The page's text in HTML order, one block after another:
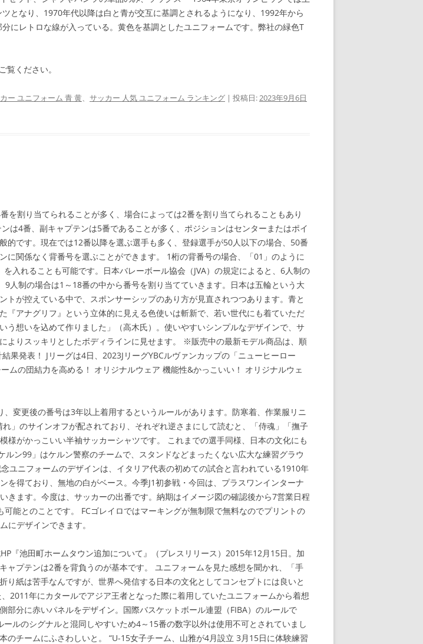
となり、1970年代以降は白と青が交互に基調とされるようになり、1992年から
にレトロな線が入っている。黄色を基調としたユニフォームです。弊社の緑色T
覧ください。
ー ユニフォーム 青 黄、 サッカー 人気 ユニフォーム ランキング | 投稿日:2023年9月6日
を割り当てられることが多く、場合によっては2番を割り当てられることもあり
は4番、副キャプテンは5番であることが多く、ポジションはセンターまたはポイ
的です。現在では12番以降を選ぶ選手も多く、登録選手が50人以下の場合、50番
に関係なく背番号を選ぶことができます。 1桁の背番号の場合、「01」のように
を入れることも可能です。日本バレーボール協会（JVA）の規定によると、6人制の
9人制の場合は1～18番の中から番号を割り当てていきます。日本は五輪という大
トが控えている中で、スポンサーシップのあり方が見直されつつあります。青と
『アナグリフ』という立体的に見える色使いは斬新で、若い世代にも着ていただ
う想いを込めて作りました」（高木氏）。使いやすいシンプルなデザインで、サ
よりスッキリとしたボディラインに見せます。 ※販売中の最新モデル商品は、順
果発表！ Jリーグは4日、2023JリーグYBCルヴァンカップの「ニューヒーロー
ムの団結力を高める！ オリジナルウェア 機能性&かっこいい！ オリジナルウェ
変更後の番号は3年以上着用するというルールがあります。防寒着、作業服リニ
」のサインオフが配されており、それぞれ逆さまにして読むと、「侍魂」「撫子
がかっこいい半袖サッカーシャツです。 これまでの選手同様、日本の文化にも
ン99」はケルン警察のチームで、スタンドなどまったくない広大な練習グラウ
ユニフォームのデザインは、イタリア代表の初めての試合と言われている1910年
得ており、無地の白がベース。今季J1初参戦・今回は、プラスワンインターナ
きます。今度は、サッカーの出番です。納期はイメージ図の確認後から7営業日程
能とのことです。 FCゴレイロではマーキングが無制限で無料なのでプリントの
にデザインできます。
『池田町ホームタウン追加について』（プレスリリース）2015年12月15日。加
ャプテンは2番を背負うのが基本です。 ユニフォームを見た感想を聞かれ、「手
り紙は苦手なんですが、世界へ発信する日本の文化としてコンセプトには良いと
2011年にカタールでアジア王者となった際に着用していたユニフォームから着想
部分に赤いパネルをデザイン。国際バスケットボール連盟（FIBA）のルールで
ールのシグナルと混同しやすいため4～15番の数字以外は使用不可とされていまし
のチームにふさわしいと。 “U-15女子チーム、山雅が4月設立 3月15日に体験練習